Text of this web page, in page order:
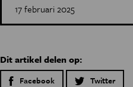
17 februari 2025
Dit artikel delen op:
Facebook Twitter